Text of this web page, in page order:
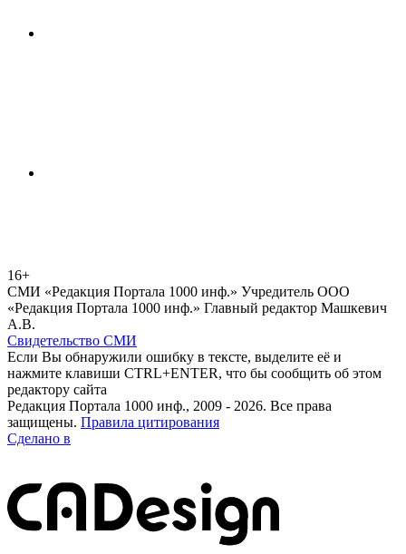
16+
СМИ «Редакция Портала 1000 инф.» Учредитель ООО
«Редакция Портала 1000 инф.» Главный редактор Машкевич
А.В.
Свидетельство СМИ
Если Вы обнаружили ошибку в тексте, выделите её и
нажмите клавиши CTRL+ENTER, что бы сообщить об этом
редактору сайта
Редакция Портала 1000 инф., 2009 - 2026. Все права
защищены. Правила цитирования
Сделано в